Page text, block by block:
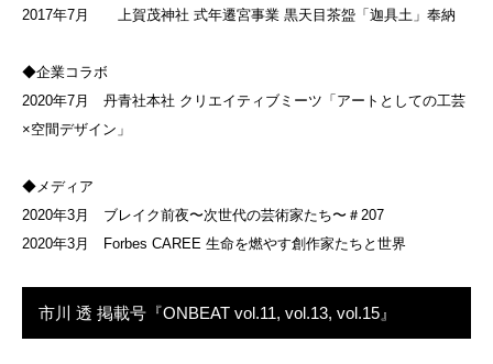
2017年7月 上賀茂神社 式年遷宮事業 黒天目茶盌「迦具土」奉納
◆企業コラボ
2020年7月 丹青社本社 クリエイティブミーツ「アートとしての工芸
×空間デザイン」
◆メディア
2020年3月 ブレイク前夜〜次世代の芸術家たち〜＃207
2020年3月 Forbes CAREE 生命を燃やす創作家たちと世界
市川 透 掲載号『ONBEAT vol.11, vol.13, vol.15』